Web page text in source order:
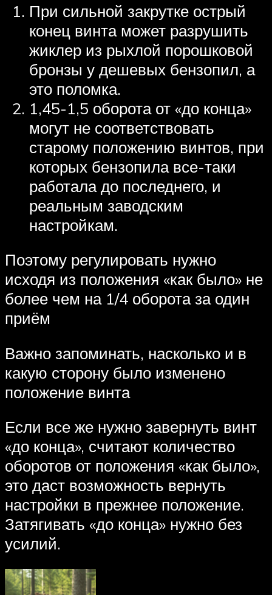
При сильной закрутке острый
конец винта может разрушить
жиклер из рыхлой порошковой
бронзы у дешевых бензопил, а
это поломка.
1,45-1,5 оборота от «до конца»
могут не соответствовать
старому положению винтов, при
которых бензопила все-таки
работала до последнего, и
реальным заводским
настройкам.
Поэтому регулировать нужно
исходя из положения «как было» не
более чем на 1/4 оборота за один
приём
Важно запоминать, насколько и в
какую сторону было изменено
положение винта
Если все же нужно завернуть винт
«до конца», считают количество
оборотов от положения «как было»,
это даст возможность вернуть
настройки в прежнее положение.
Затягивать «до конца» нужно без
усилий.